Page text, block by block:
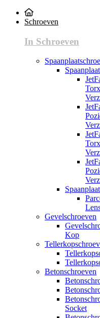
Schroeven
In Schroeven
Gevelschroeven
Kop
Betonschroeven
Socket